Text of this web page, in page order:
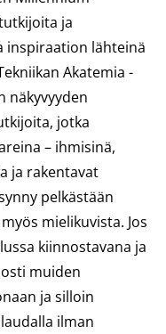
ja
inspiraation lähteinä
Akatemia -
näkyvyyden
jotka
– ihmisinä,
ja rakentavat
pelkästään
mielikuvista. Jos
kiinnostavana ja
muiden
ja silloin
ilman